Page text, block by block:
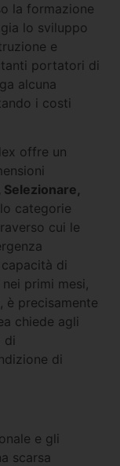
la formazione
lo sviluppo
e
portatori di
alcuna
i costi
offre un
categorie
cui le
di
primi mesi,
è precisamente
chiede agli
di
di
e gli
scarsa